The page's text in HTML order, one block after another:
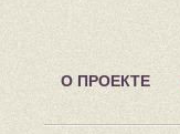
О ПРОЕКТЕ